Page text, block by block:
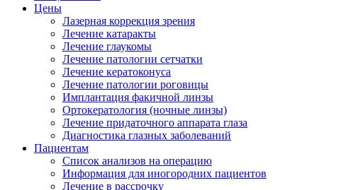
Цены
Лазерная коррекция зрения
Лечение катаракты
Лечение глаукомы
Лечение патологии сетчатки
Лечение кератоконуса
Лечение патологии роговицы
Имплантация факичной линзы
Ортокератология (ночные линзы)
Лечение придаточного аппарата глаза
Диагностика глазных заболеваний
Пациентам
Список анализов на операцию
Информация для иногородних пациентов
Лечение в рассрочку